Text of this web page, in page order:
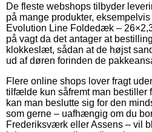
De fleste webshops tilbyder
på mange produkter,
Evolution Line Foldedæk –
på vagt da det antager at
klokkeslæt, sådan at de højst
ud af døren forinden de
Flere online shops lover fragt
tilfælde kun såfremt man bestiller
kan man beslutte sig for den
som gerne – uafhængig om du
Frederiksværk eller Assens – vil